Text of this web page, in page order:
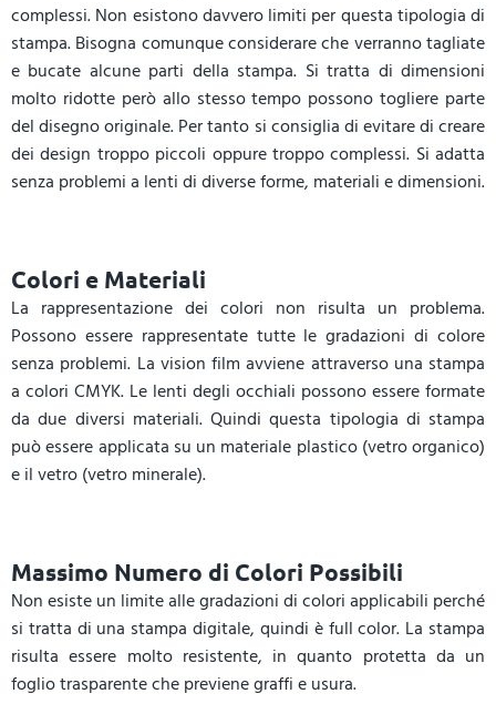
complessi. Non esistono davvero limiti per questa tipologia di
stampa. Bisogna comunque considerare che verranno tagliate
e bucate alcune parti della stampa. Si tratta di dimensioni
molto ridotte però allo stesso tempo possono togliere parte
del disegno originale. Per tanto si consiglia di evitare di creare
dei design troppo piccoli oppure troppo complessi. Si adatta
senza problemi a lenti di diverse forme, materiali e dimensioni.
Colori e Materiali
La rappresentazione dei colori non risulta un problema.
Possono essere rappresentate tutte le gradazioni di colore
senza problemi. La vision film avviene attraverso una stampa
a colori CMYK. Le lenti degli occhiali possono essere formate
da due diversi materiali. Quindi questa tipologia di stampa
può essere applicata su un materiale plastico (vetro organico)
e il vetro (vetro minerale).
Massimo Numero di Colori Possibili
Non esiste un limite alle gradazioni di colori applicabili perché
si tratta di una stampa digitale, quindi è full color. La stampa
risulta essere molto resistente, in quanto protetta da un
foglio trasparente che previene graffi e usura.